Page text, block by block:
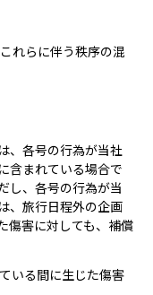
れらに伴う秩序の混
、各号の行為が当社
含まれている場合で
し、各号の行為が当
、旅行日程外の企画
傷害に対しても、補償
いる間に生じた傷害